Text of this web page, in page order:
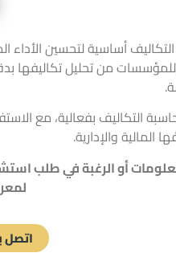
أساسية لتحسين
للمؤسسات من تحليل تكاليفها
التكاليف بفعالية، مع
والإدارية.
أو الرغبة في طلب
اتصل